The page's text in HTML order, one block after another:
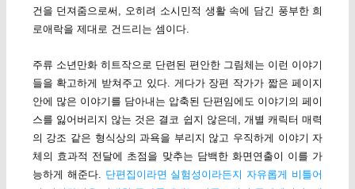
건을 던져줌으로써, 오히려 소시민적 생활 속에 담긴 풍부한 희
로애락을 제대로 건드리는 셈이다.
주류 소년만화 히트작으로 단련된 편안한 그림체는 이런 이야기
들을 확고하게 받쳐주고 있다. 게다가 장편 작가가 짧은 페이지
안에 많은 이야기를 담아내는 압축된 단편임에도 이야기의 페이
스를 잃어버리지 않는 것은 결코 쉽지 않은데, 개별 캐릭터 매력
의 강조 같은 형식상의 과욕을 부리지 않고 우직하게 이야기 자
체의 효과적 전달에 초점을 맞추는 담백한 화면연출이 이를 가
능하게 해준다. 단편집이라면 실험성이라든지 자유롭게 비틀어